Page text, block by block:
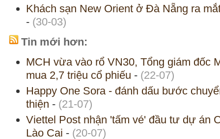
Khách sạn New Orient ở Đà Nẵng ra
- (30-03)
Tin mới hơn:
MCH vừa vào rổ VN30, Tổng giám đốc
mua 2,7 triệu cổ phiếu - (22-07)
Happy One Sora - đánh dấu bước
thiện - (21-07)
Viettel Post nhận 'tấm vé' đầu tư dự án
Lào Cai - (20-07)